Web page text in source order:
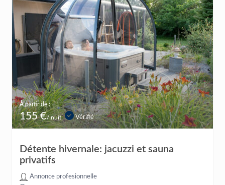
À partir de :
155 €/ nuit Vérifié
Détente hivernale: jacuzzi et sauna
privatifs
Annonce profesionnelle